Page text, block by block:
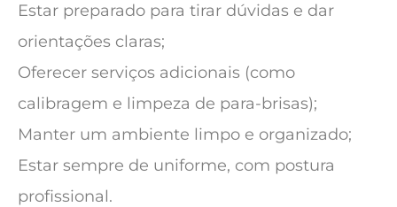
Estar preparado para tirar dúvidas e dar
orientações claras;
Oferecer serviços adicionais (como
calibragem e limpeza de para-brisas);
Manter um ambiente limpo e organizado;
Estar sempre de uniforme, com postura
profissional.